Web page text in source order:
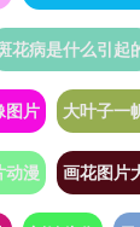
花病是什么引起
图片 大叶子一
动漫 画花图片